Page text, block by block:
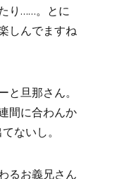
り……。とに
しんでますね
と旦那さん。
間に合わんか
ないし。
るお義兄さん